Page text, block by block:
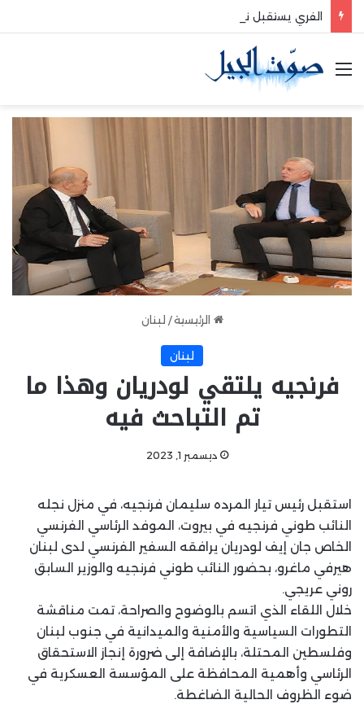
الفري يستقبل نقيب موظفي قاديشا
القائمة
الرئيسية / لبنان
لبنان
فرنجيه يلتقي لودريان وهذا ما
تم التباحث فيه
ديسمبر 1, 2023
استقبل رئيس تيار المرده سليمان فرنجيه، في منزل نجله
النائب طوني فرنجيه في بيروت، الموفد الرئاسي الفرنسي
الخاص جان إيف لودريان يرافقه السفير الفرنسي لدى لبنان
هيرفي ماغرو، بحضور النائب طوني فرنجيه والوزير السابق
روني عريجي.
خلال اللقاء الذي اتسم بالوضوح والصراحة، تمت مناقشة
التطورات السياسية والأمنية والميدانية في جنوب لبنان
وفلسطين المحتلة، بالإضافة إلى ضرورة إنجاز الاستحقاق
الرئاسي وأهمية المحافظة على المؤسسة العسكرية في
ضوء الظروف الحالية الضاغطة.